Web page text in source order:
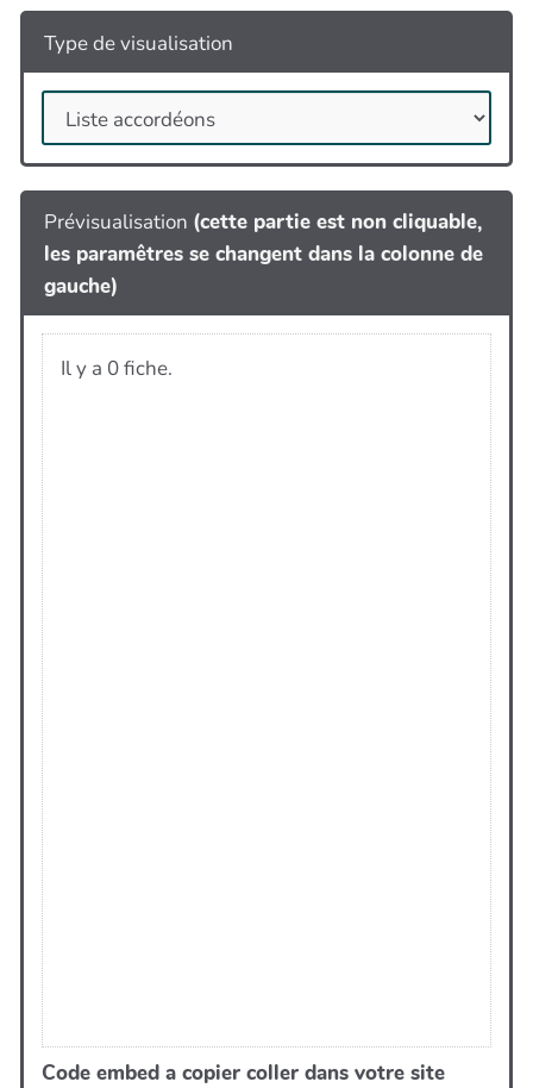
Type de visualisation
Prévisualisation (cette partie est non cliquable,
les paramêtres se changent dans la colonne de
gauche)
Code embed a copier coller dans votre site